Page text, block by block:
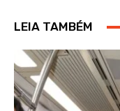
LEIA TAMBÉM